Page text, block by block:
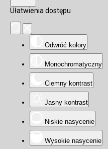
Ułatwienia dostępu
Odwróć kolory
Monochromatyczny
Ciemny kontrast
Jasny kontrast
Niskie nasycenie
Wysokie nasycenie